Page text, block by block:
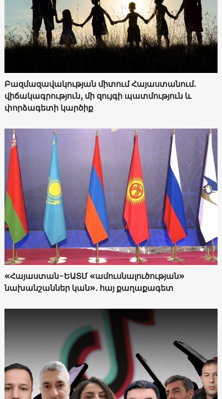
Բազմազավակության միտում Հայաստանում.
վիճակագրություն, մի զույգի պատմություն և
փորձագետի կարծիք
«Հայաստան-ԵԱՏՄ «ամուսնալուծության»
նախանշաններ կան»․ հայ քաղաքագետ